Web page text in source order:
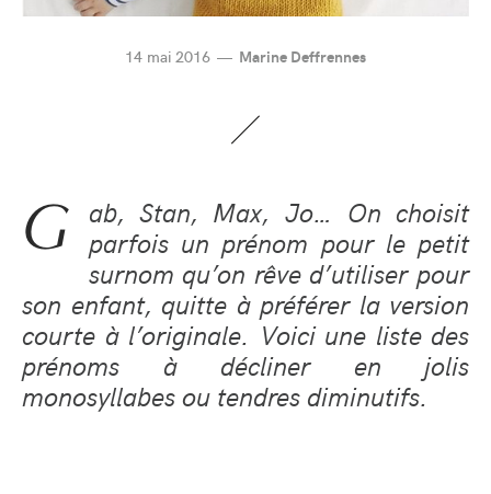
14 mai 2016 Marine Deffrennes
G ab, Stan, Max, Jo… On choisit
parfois un prénom pour le petit
surnom qu’on rêve d’utiliser pour
son enfant, quitte à préférer la version
courte à l’originale. Voici une liste des
prénoms à décliner en jolis
monosyllabes ou tendres diminutifs.